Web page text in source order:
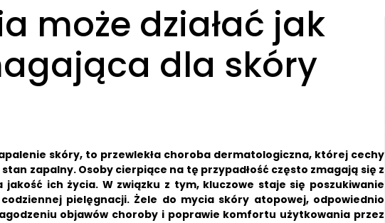
może działać jak
dla skóry
skóry, to przewlekła choroba dermatologiczna, której cechy
zapalny.Osoby cierpiące na tę przypadłość często zmagają się z
jakość ich życia. W związku z tym, kluczowe staje się poszukiwanie
pielęgnacji. Żele do mycia skóry atopowej, odpowiednio
objawów choroby i poprawie komfortu użytkowania przez